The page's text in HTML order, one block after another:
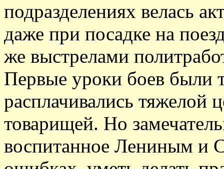
подразделениях велась
даже при посадке на
же выстрелами
Первые уроки боев были
расплачивались
товарищей. Но
воспитанное Лениным и